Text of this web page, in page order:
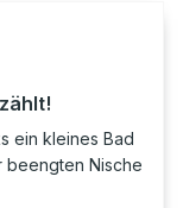
ein kleines Bad
beengten Nische